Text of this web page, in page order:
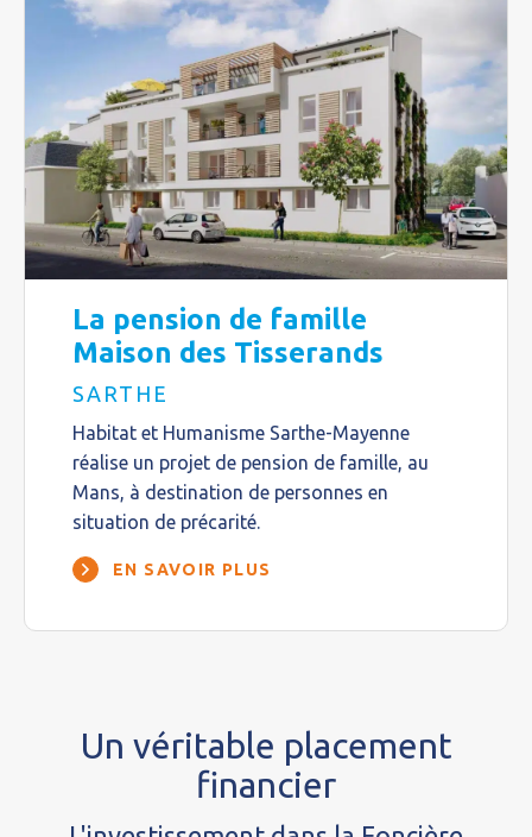
La pension de famille
Maison des Tisserands
SARTHE
Habitat et Humanisme Sarthe-Mayenne
réalise un projet de pension de famille, au
Mans, à destination de personnes en
situation de précarité.
EN SAVOIR PLUS
Un véritable placement
financier